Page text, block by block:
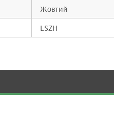
Жовтий
LSZH